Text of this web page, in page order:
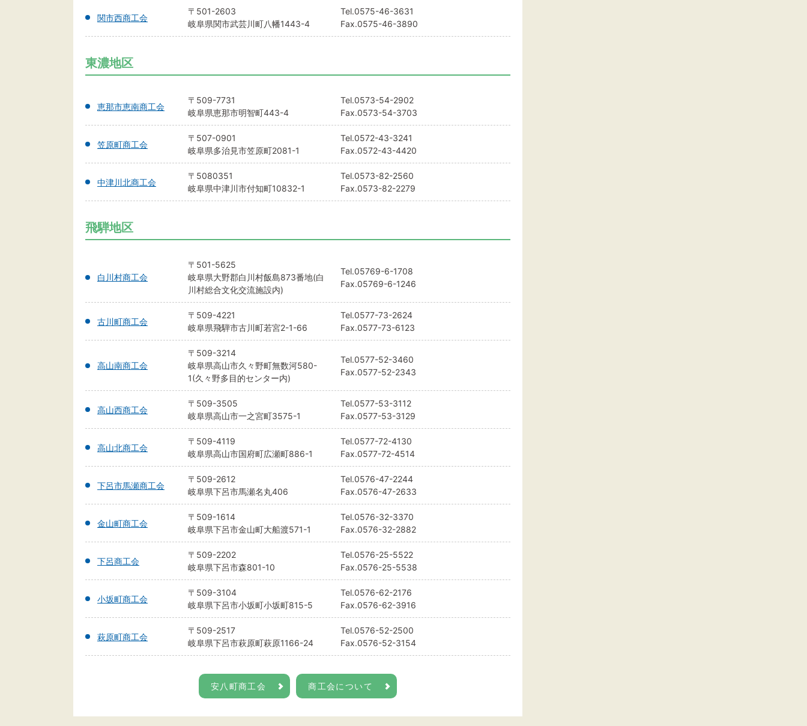
関市西商工会
〒501-2603
岐阜県関市武芸川町八幡1443-4
Tel.0575-46-3631
Fax.0575-46-3890
東濃地区
恵那市恵南商工会
〒509-7731
岐阜県恵那市明智町443-4
Tel.0573-54-2902
Fax.0573-54-3703
笠原町商工会
〒507-0901
岐阜県多治見市笠原町2081-1
Tel.0572-43-3241
Fax.0572-43-4420
中津川北商工会
〒5080351
岐阜県中津川市付知町10832-1
Tel.0573-82-2560
Fax.0573-82-2279
飛騨地区
白川村商工会
〒501-5625
岐阜県大野郡白川村飯島873番地(白
川村総合文化交流施設内)
Tel.05769-6-1708
Fax.05769-6-1246
古川町商工会
〒509-4221
岐阜県飛騨市古川町若宮2-1-66
Tel.0577-73-2624
Fax.0577-73-6123
高山南商工会
〒509-3214
岐阜県高山市久々野町無数河580-
1(久々野多目的センター内)
Tel.0577-52-3460
Fax.0577-52-2343
高山西商工会
〒509-3505
岐阜県高山市一之宮町3575-1
Tel.0577-53-3112
Fax.0577-53-3129
高山北商工会
〒509-4119
岐阜県高山市国府町広瀬町886-1
Tel.0577-72-4130
Fax.0577-72-4514
下呂市馬瀬商工会
〒509-2612
岐阜県下呂市馬瀬名丸406
Tel.0576-47-2244
Fax.0576-47-2633
金山町商工会
〒509-1614
岐阜県下呂市金山町大船渡571-1
Tel.0576-32-3370
Fax.0576-32-2882
下呂商工会
〒509-2202
岐阜県下呂市森801-10
Tel.0576-25-5522
Fax.0576-25-5538
小坂町商工会
〒509-3104
岐阜県下呂市小坂町小坂町815-5
Tel.0576-62-2176
Fax.0576-62-3916
萩原町商工会
〒509-2517
岐阜県下呂市萩原町萩原1166-24
Tel.0576-52-2500
Fax.0576-52-3154
安八町商工会 商工会について